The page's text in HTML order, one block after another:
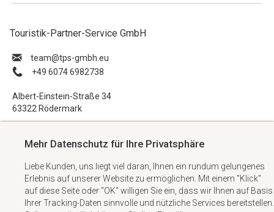
Touristik-Partner-Service GmbH
ue.hbmg-spt@maet
+49 6074 6982738
Albert-Einstein-Straße 34
63322 Rödermark
Impressum
AGB
Kontakt
Mehr Datenschutz für Ihre Privatsphäre
Liebe Kunden, uns liegt viel daran, Ihnen ein rundum gelungenes
Erlebnis auf unserer Website zu ermöglichen. Mit einem "Klick"
auf diese Seite oder "OK" willigen Sie ein, dass wir Ihnen auf Basis
Ihrer Tracking-Daten sinnvolle und nützliche Services bereitstellen.